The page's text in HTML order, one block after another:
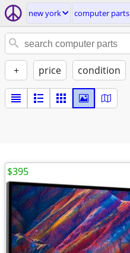
new york computer parts
+ price condition
$395